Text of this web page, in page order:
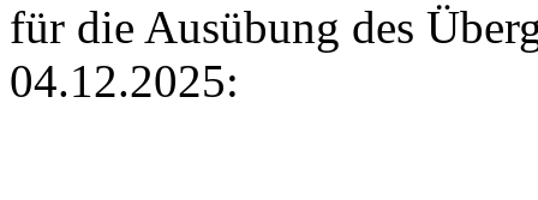
für die Ausübung des
04.12.2025: